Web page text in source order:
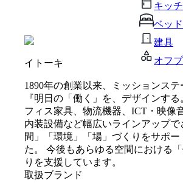
キッ
ベッ
建具
オフ
イトーキ
1890年の創業以来、ミッションステ
『明日の「働く」を、デザインす
フィス家具、物流機器、ICT・映像
内装設備など幅広いラインアップで
間」「環境」「場」づくりをサポー
た。 今後もあらゆる空間における
りを支援しています。
取扱ブランド